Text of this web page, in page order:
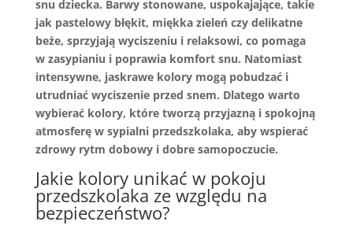
snu dziecka. Barwy stonowane, uspokajające, takie
jak pastelowy błękit, miękka zieleń czy delikatne
beże, sprzyjają wyciszeniu i relaksowi, co pomaga
w zasypianiu i poprawia komfort snu. Natomiast
intensywne, jaskrawe kolory mogą pobudzać i
utrudniać wyciszenie przed snem. Dlatego warto
wybierać kolory, które tworzą przyjazną i spokojną
atmosferę w sypialni przedszkolaka, aby wspierać
zdrowy rytm dobowy i dobre samopoczucie.
Jakie kolory unikać w pokoju
przedszkolaka ze względu na
bezpieczeństwo?